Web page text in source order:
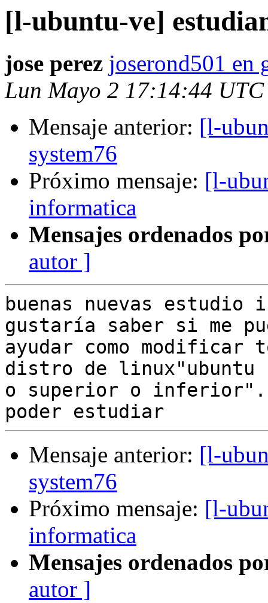
[l-ubuntu-ve]
jose perez joserond501 en
Lun Mayo 2 17:14:44 UTC
Mensaje anterior: [l-
system76
Próximo mensaje: [l-
informatica
Mensajes ordenados
autor ]
buenas nuevas estudio
gustaría saber si me
ayudar como modificar
distro de linux"ubuntu
o superior o inferior".
Mensaje anterior: [l-
system76
Próximo mensaje: [l-
informatica
Mensajes ordenados
autor ]